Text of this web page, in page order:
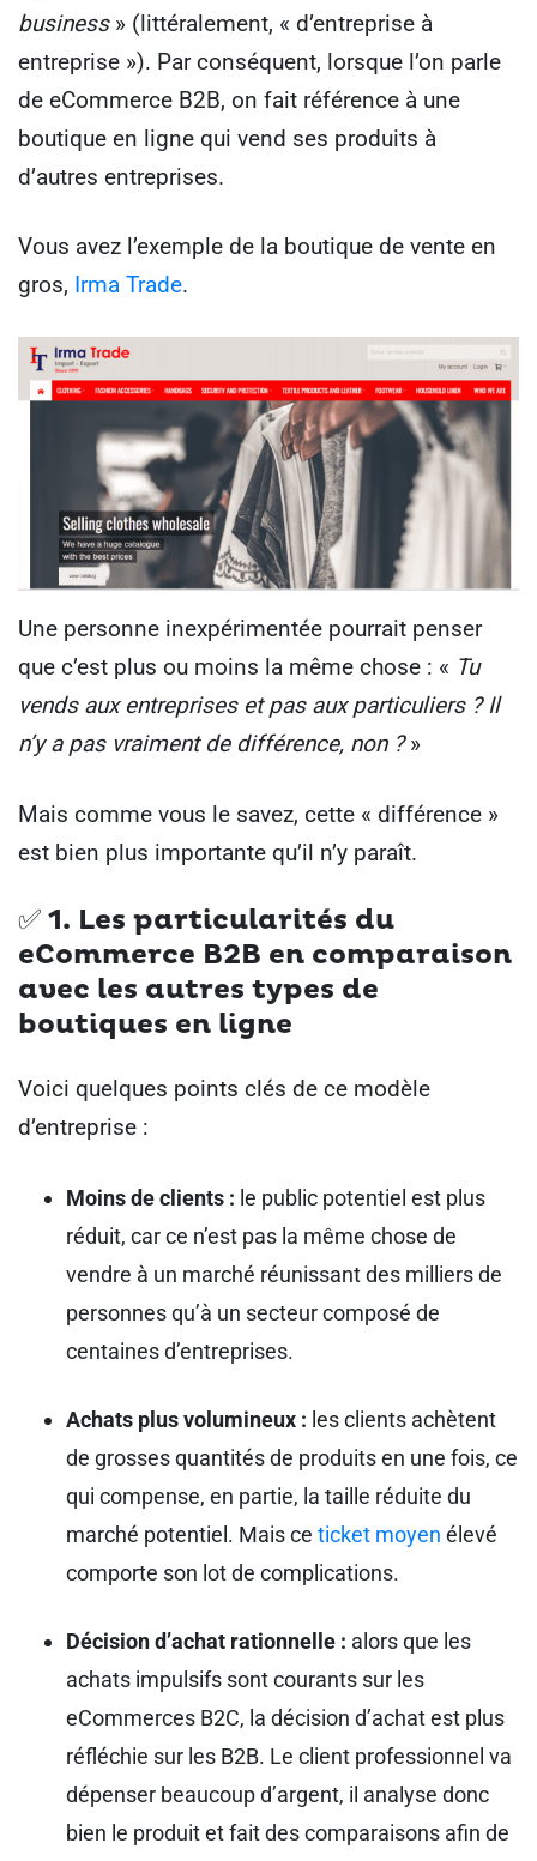
business» (littéralement, « d’entreprise à
entreprise »). Par conséquent, lorsque l’on parle
de eCommerce B2B, on fait référence à une
boutique en ligne qui vend ses produits à
d’autres entreprises.
Vous avez l’exemple de la boutique de vente en
gros, Irma Trade.
Une personne inexpérimentée pourrait penser
que c’est plus ou moins la même chose : « Tu
vends aux entreprises et pas aux particuliers ? Il
n’y a pas vraiment de différence, non ?»
Mais comme vous le savez, cette « différence »
est bien plus importante qu’il n’y paraît.
✅ 1. Les particularités du
eCommerce B2B en comparaison
avec les autres types de
boutiques en ligne
Voici quelques points clés de ce modèle
d’entreprise :
Moins de clients : le public potentiel est plus
réduit, car ce n’est pas la même chose de
vendre à un marché réunissant des milliers de
personnes qu’à un secteur composé de
centaines d’entreprises.
Achats plus volumineux : les clients achètent
de grosses quantités de produits en une fois, ce
qui compense, en partie, la taille réduite du
marché potentiel. Mais ce ticket moyen élevé
comporte son lot de complications.
Décision d’achat rationnelle : alors que les
achats impulsifs sont courants sur les
eCommerces B2C, la décision d’achat est plus
réfléchie sur les B2B. Le client professionnel va
dépenser beaucoup d’argent, il analyse donc
bien le produit et fait des comparaisons afin de